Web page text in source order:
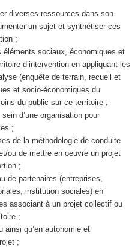
diverses ressources dans son
un sujet et synthétiser ces
;
éléments sociaux, économiques et
d’intervention en appliquant les
(enquête de terrain, recueil et
et socio-économiques du
du public sur ce territoire ;
d’une organisation pour
;
de la méthodologie de conduite
ou de mettre en oeuvre un projet
;
de partenaires (entreprises,
institution sociales) en
associant à un projet collectif ou
;
ainsi qu’en autonomie et
;